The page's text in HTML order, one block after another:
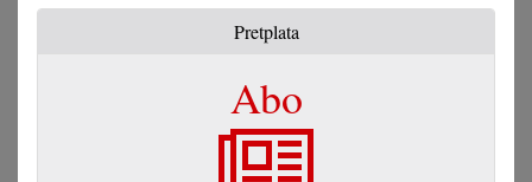
Pretplata
Abo